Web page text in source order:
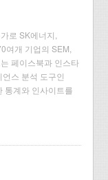
로 SK에너지,
여개 기업의 SEM,
페이스북과 인스타
스 분석 도구인
통계와 인사이트를